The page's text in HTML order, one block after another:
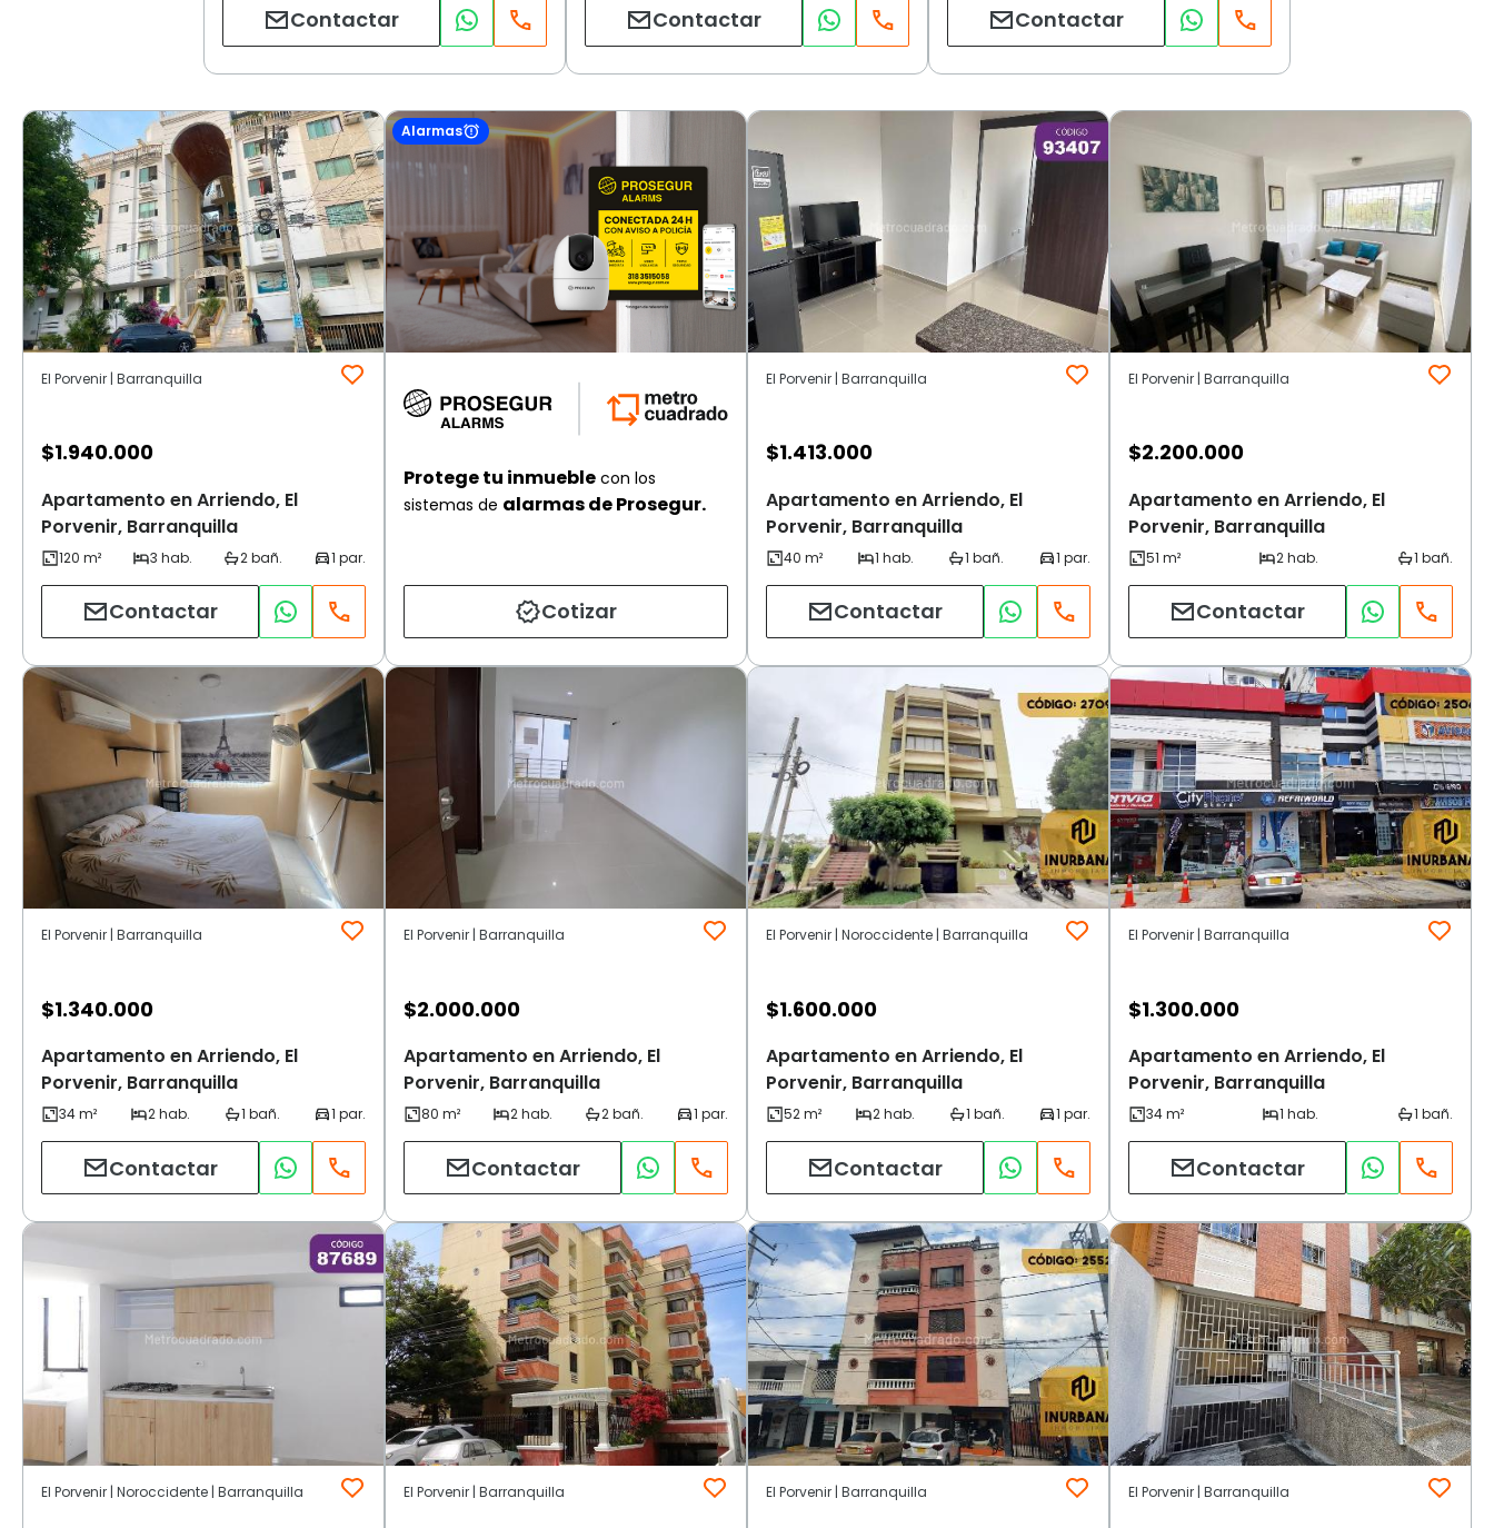
Contactar Contactar Contactar
El Porvenir | Barranquilla
$1.940.000
Apartamento en Arriendo, El
Porvenir, Barranquilla
Contactar
Alarmas
Protege tu inmueble con los
sistemas de alarmas de Prosegur.
Cotizar
El Porvenir | Barranquilla
$1.413.000
Apartamento en Arriendo, El
Porvenir, Barranquilla
Contactar
El Porvenir | Barranquilla
$2.200.000
Apartamento en Arriendo, El
Porvenir, Barranquilla
Contactar
El Porvenir | Barranquilla
$1.340.000
Apartamento en Arriendo, El
Porvenir, Barranquilla
Contactar
El Porvenir | Barranquilla
$2.000.000
Apartamento en Arriendo, El
Porvenir, Barranquilla
Contactar
El Porvenir | Noroccidente | Barranquilla
$1.600.000
Apartamento en Arriendo, El
Porvenir, Barranquilla
Contactar
El Porvenir | Barranquilla
$1.300.000
Apartamento en Arriendo, El
Porvenir, Barranquilla
Contactar
El Porvenir | Noroccidente | Barranquilla El Porvenir | Barranquilla El Porvenir | Barranquilla El Porvenir | Barranquilla